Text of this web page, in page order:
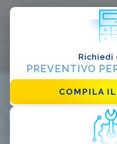
Richiedi
PREVENTIVO
COMPILA
Altro